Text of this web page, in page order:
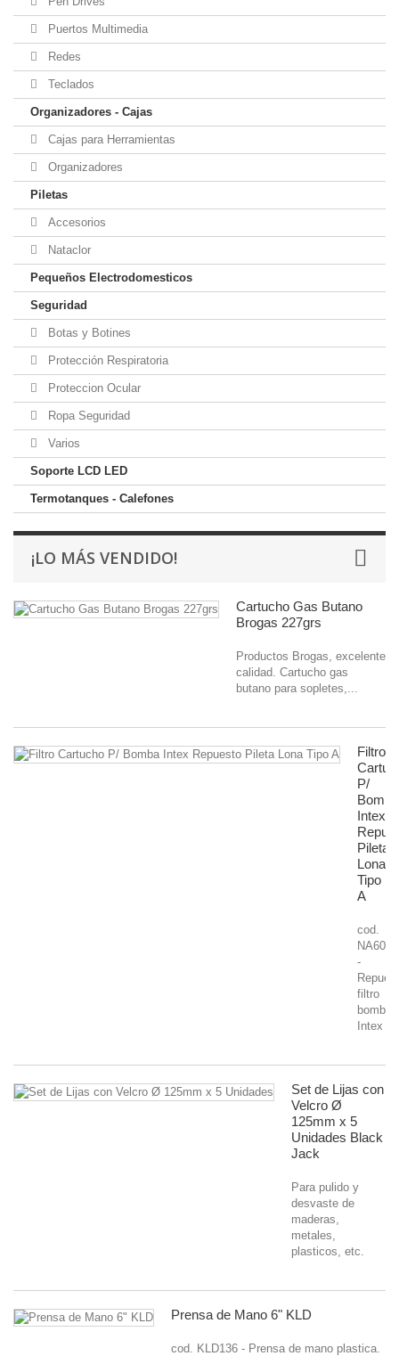
Puertos Multimedia
Redes
Teclados
Organizadores - Cajas
Cajas para Herramientas
Organizadores
Piletas
Accesorios
Nataclor
Pequeños Electrodomesticos
Seguridad
Botas y Botines
Protección Respiratoria
Proteccion Ocular
Ropa Seguridad
Varios
Soporte LCD LED
Termotanques - Calefones
¡LO MÁS VENDIDO!
Cartucho Gas Butano
Brogas 227grs
Productos Brogas, excelente
calidad. Cartucho gas
butano para sopletes,...
Filtro
P/
Bomba
Intex
Pileta
Lona
Tipo
A
cod.
NA6086
-
filtro
bomba
Intex
Set de Lijas con
Velcro Ø
125mm x 5
Unidades Black
Jack
Para pulido y
desvaste de
maderas,
metales,
plasticos, etc.
Prensa de Mano 6" KLD
cod. KLD136 - Prensa de mano plastica.